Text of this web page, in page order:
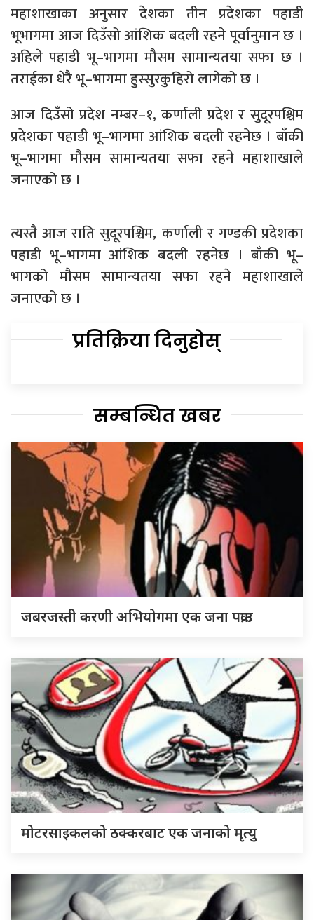
महाशाखाका अनुसार देशका तीन प्रदेशका पहाडी
भूभागमा आज दिउँसो आंशिक बदली रहने पूर्वानुमान छ ।
अहिले पहाडी भू–भागमा मौसम सामान्यतया सफा छ ।
तराईका धेरै भू–भागमा हुस्सुरकुहिरो लागेको छ ।
आज दिउँसो प्रदेश नम्बर–१, कर्णाली प्रदेश र सुदूरपश्चिम
प्रदेशका पहाडी भू–भागमा आंशिक बदली रहनेछ । बाँकी
भू–भागमा मौसम सामान्यतया सफा रहने महाशाखाले
जनाएको छ ।
त्यस्तै आज राति सुदूरपश्चिम, कर्णाली र गण्डकी प्रदेशका
पहाडी भू–भागमा आंशिक बदली रहनेछ । बाँकी भू–
भागको मौसम सामान्यतया सफा रहने महाशाखाले
जनाएको छ ।
प्रतिक्रिया दिनुहोस्
सम्बन्धित खबर
जबरजस्ती करणी अभियोगमा एक जना पक्राउ
मोटरसाइकलको ठक्करबाट एक जनाको मृत्यु